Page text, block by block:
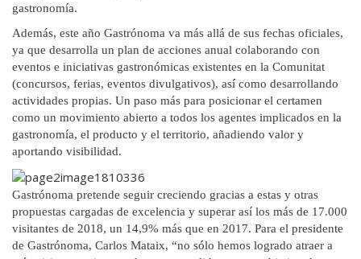
gastronomía.
Además, este año Gastrónoma va más allá de sus fechas oficiales,
ya que desarrolla un plan de acciones anual colaborando con
eventos e iniciativas gastronómicas existentes en la Comunitat
(concursos, ferias, eventos divulgativos), así como desarrollando
actividades propias. Un paso más para posicionar el certamen
como un movimiento abierto a todos los agentes implicados en la
gastronomía, el producto y el territorio, añadiendo valor y
aportando visibilidad.
Gastrónoma pretende seguir creciendo gracias a estas y otras
propuestas cargadas de excelencia y superar así los más de 17.000
visitantes de 2018, un 14,9% más que en 2017. Para el presidente
de Gastrónoma, Carlos Mataix, “no sólo hemos logrado atraer a